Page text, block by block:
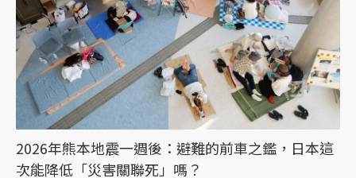
2026年熊本地震一週後：避難的前車之鑑，日本這
次能降低「災害關聯死」嗎？